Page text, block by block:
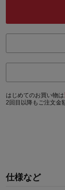
はじめてのお買い物は
2回目以降もご注文金
仕様など